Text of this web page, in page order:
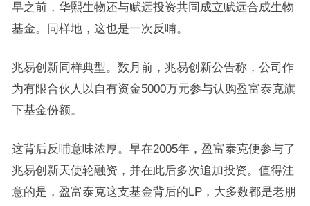
早之前，华熙生物还与赋远投资共同成立赋远合成生物
基金。同样地，这也是一次反哺。
兆易创新同样典型。数月前，兆易创新公告称，公司作
为有限合伙人以自有资金5000万元参与认购盈富泰克旗
下基金份额。
这背后反哺意味浓厚。早在2005年，盈富泰克便参与了
兆易创新天使轮融资，并在此后多次追加投资。值得注
意的是，盈富泰克这支基金背后的LP，大多数都是老朋